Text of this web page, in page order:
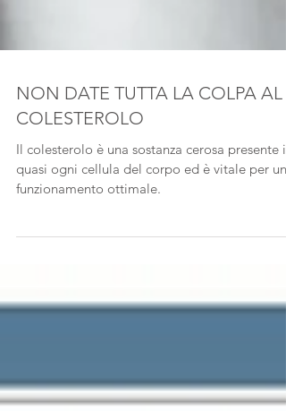
COLESTEROLO
Il colesterolo è una sostanza cerosa presente in
funzionamento ottimale.